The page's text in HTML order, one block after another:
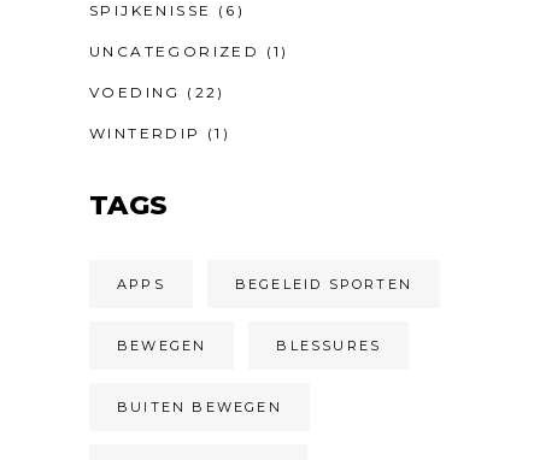
SPIJKENISSE (6)
UNCATEGORIZED (1)
VOEDING (22)
WINTERDIP (1)
TAGS
APPS BEGELEID SPORTEN
BEWEGEN BLESSURES
BUITEN BEWEGEN